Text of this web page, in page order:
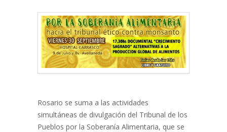
Rosario se suma a las actividades
simultáneas de divulgación del Tribunal de los
Pueblos por la Soberanía Alimentaria, que se